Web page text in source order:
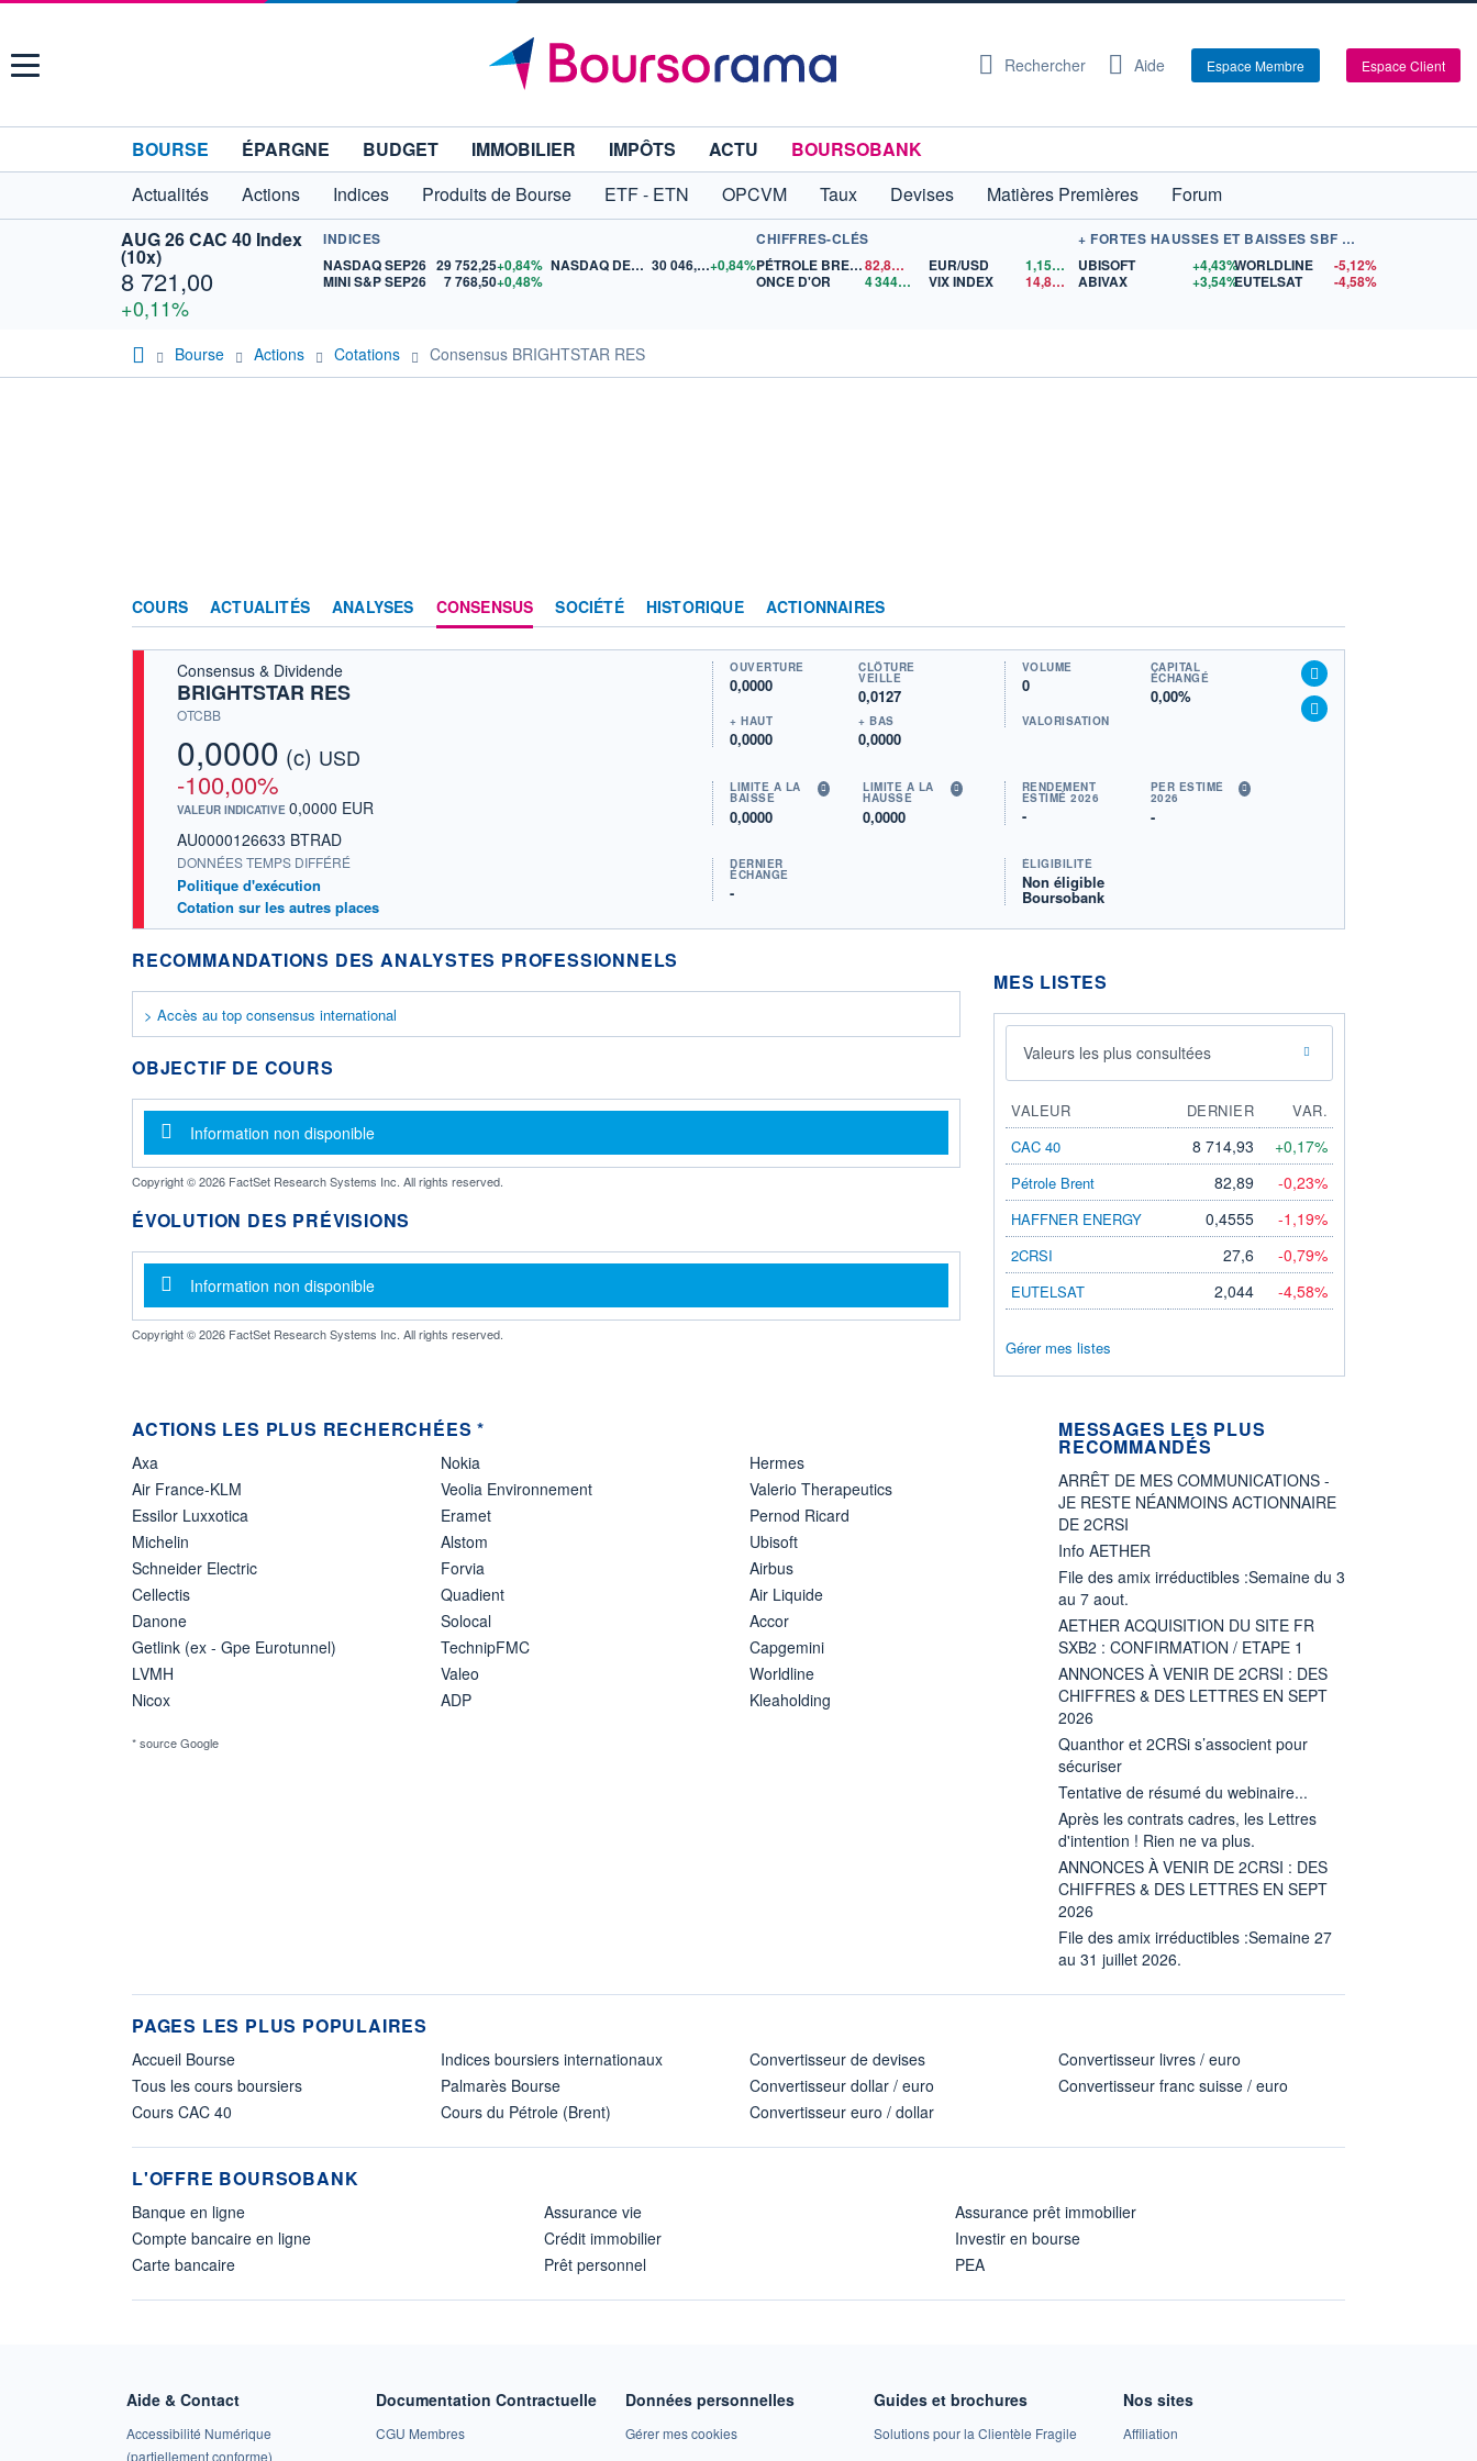
Menu Rechercher Aide Espace Membre Espace Client
BOURSE ÉPARGNE BUDGET IMMOBILIER IMPÔTS ACTU
BOURSOBANK
Actualités
Actions Indices Produits de Bourse ETF - ETN OPCVM Taux Devises Matières Premières
Forum
AUG 26 CAC 40 Index
(10x)
8 721,00
+0,11%
INDICES
NASDAQ SEP26 29 752,25+0,84%
MINI S&P SEP26
7 768,50+0,48%
NASDAQ DEC26 30 046,75+0,84%
CHIFFRES-CLÉS
PÉTROLE BRENT
82,89$US
ONCE D'OR
4 344,21 $US
EUR/USD 1,1565
$US
VIX INDEX
14,85$US
+ FORTES HAUSSES ET BAISSES SBF 120
UBISOFT
+4,43%
ABIVAX
+3,54%
WORLDLINE
-5,12%
EUTELSAT
-4,58%
Bourse Actions Cotations Consensus BRIGHTSTAR RES
COURS ACTUALITÉS ANALYSES CONSENSUS SOCIÉTÉ HISTORIQUE ACTIONNAIRES
Consensus & Dividende
BRIGHTSTAR RES
OTCBB
0,0000 (c) USD
-100,00%
VALEUR INDICATIVE 0,0000 EUR
AU0000126633 BTRAD
DONNÉES TEMPS DIFFÉRÉ
Politique d'exécution
Cotation sur les autres places
OUVERTURE
0,0000
CLÔTURE
VEILLE
0,0127
+ HAUT
0,0000
+ BAS
0,0000
VOLUME
0
CAPITAL
ÉCHANGÉ
0,00%
VALORISATION
LIMITE À LA
BAISSE
0,0000
LIMITE À LA
HAUSSE
0,0000
RENDEMENT
ESTIMÉ 2026
-
PER ESTIMÉ
2026
-
DERNIER
ÉCHANGE
-
ÉLIGIBILITÉ
Non éligible
Boursobank
RECOMMANDATIONS DES ANALYSTES PROFESSIONNELS
> Accès au top consensus international
OBJECTIF DE COURS
Message d'information
Information non disponible
Copyright © 2026 FactSet Research Systems Inc. All rights reserved.
ÉVOLUTION DES PRÉVISIONS
Message d'information
Information non disponible
Copyright © 2026 FactSet Research Systems Inc. All rights reserved.
MES LISTES
Valeurs les plus consultées
VALEUR DERNIER
VAR.
CAC 40
8 714,93 +0,17%
Pétrole Brent 82,89 -0,23%
HAFFNER ENERGY 0,4555 -1,19%
2CRSI 27,6 -0,79%
EUTELSAT 2,044 -4,58%
Gérer mes listes
ACTIONS LES PLUS RECHERCHÉES *
Axa
Air France-KLM
Essilor Luxxotica
Michelin
Schneider Electric
Cellectis
Danone
Getlink (ex - Gpe Eurotunnel)
LVMH
Nicox
Nokia
Veolia Environnement
Eramet
Alstom
Forvia
Quadient
Solocal
TechnipFMC
Valeo
ADP
Hermes
Valerio Therapeutics
Pernod Ricard
Ubisoft
Airbus
Air Liquide
Accor
Capgemini
Worldline
Kleaholding
* source Google
MESSAGES LES PLUS
RECOMMANDÉS
ARRÊT DE MES COMMUNICATIONS -
JE RESTE NÉANMOINS ACTIONNAIRE
DE 2CRSI
Info AETHER
File des amix irréductibles :Semaine du 3
au 7 aout.
AETHER ACQUISITION DU SITE FR
SXB2 : CONFIRMATION / ETAPE 1
ANNONCES À VENIR DE 2CRSI : DES
CHIFFRES & DES LETTRES EN SEPT
2026
Quanthor et 2CRSi s’associent pour
sécuriser
Tentative de résumé du webinaire...
Après les contrats cadres, les Lettres
d'intention ! Rien ne va plus.
ANNONCES À VENIR DE 2CRSI : DES
CHIFFRES & DES LETTRES EN SEPT
2026
File des amix irréductibles :Semaine 27
au 31 juillet 2026.
PAGES LES PLUS POPULAIRES
Accueil Bourse
Tous les cours boursiers
Cours CAC 40
Indices boursiers internationaux
Palmarès Bourse
Cours du Pétrole (Brent)
Convertisseur de devises
Convertisseur dollar / euro
Convertisseur euro / dollar
Convertisseur livres / euro
Convertisseur franc suisse / euro
L'OFFRE BOURSOBANK
Banque en ligne
Compte bancaire en ligne
Carte bancaire
Assurance vie
Crédit immobilier
Prêt personnel
Assurance prêt immobilier
Investir en bourse
PEA
Aide & Contact
Accessibilité Numérique
(partiellement conforme)
Documentation Contractuelle
CGU Membres
Données personnelles
Gérer mes cookies
Guides et brochures
Solutions pour la Clientèle Fragile
Nos sites
Affiliation